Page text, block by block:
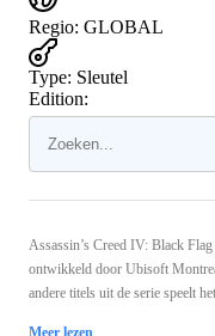
Regio: GLOBAL
Type: Sleutel
Edition:
Assassin’s Creed IV: Black
ontwikkeld door Ubisoft
andere titels uit de serie speelt
Meer lezen